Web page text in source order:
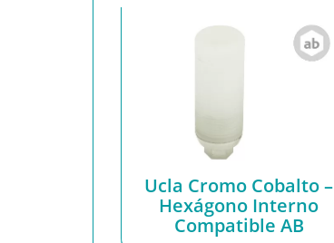
Ucla Cromo Cobalto –
Hexágono Interno
Compatible AB